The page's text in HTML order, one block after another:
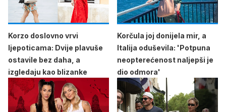
Korzo doslovno vrvi
ljepoticama: Dvije plavuše
ostavile bez daha, a
izgledaju kao blizanke
Korčula joj donijela mir, a
Italija oduševila: 'Potpuna
neopterećenost naljepši je
dio odmora'